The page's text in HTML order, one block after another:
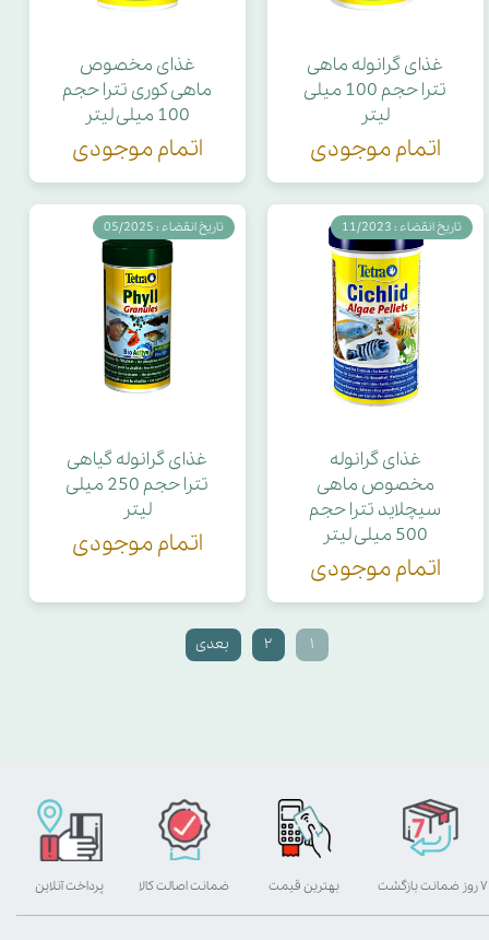
غذای گرانوله ماهی
تترا حجم 100 میلی
لیتر
اتمام موجودی
غذای مخصوص
ماهی کوری تترا حجم
100 میلی لیتر
اتمام موجودی
غذای گرانوله
مخصوص ماهی
سیچلاید تترا حجم
500 میلی لیتر
اتمام موجودی
تاریخ انقضاء : 11/2023
غذای گرانوله گیاهی
تترا حجم 250 میلی
لیتر
اتمام موجودی
تاریخ انقضاء : 05/2025
۱ ۲ بعدی
بهترین قیمت پرداخت آنلاین ۷ روز ضمانت بازگشت ضمانت اصالت کالا